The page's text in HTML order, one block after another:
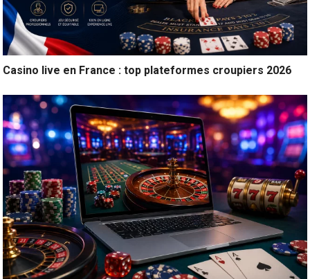
Casino live en France : top plateformes croupiers 2026